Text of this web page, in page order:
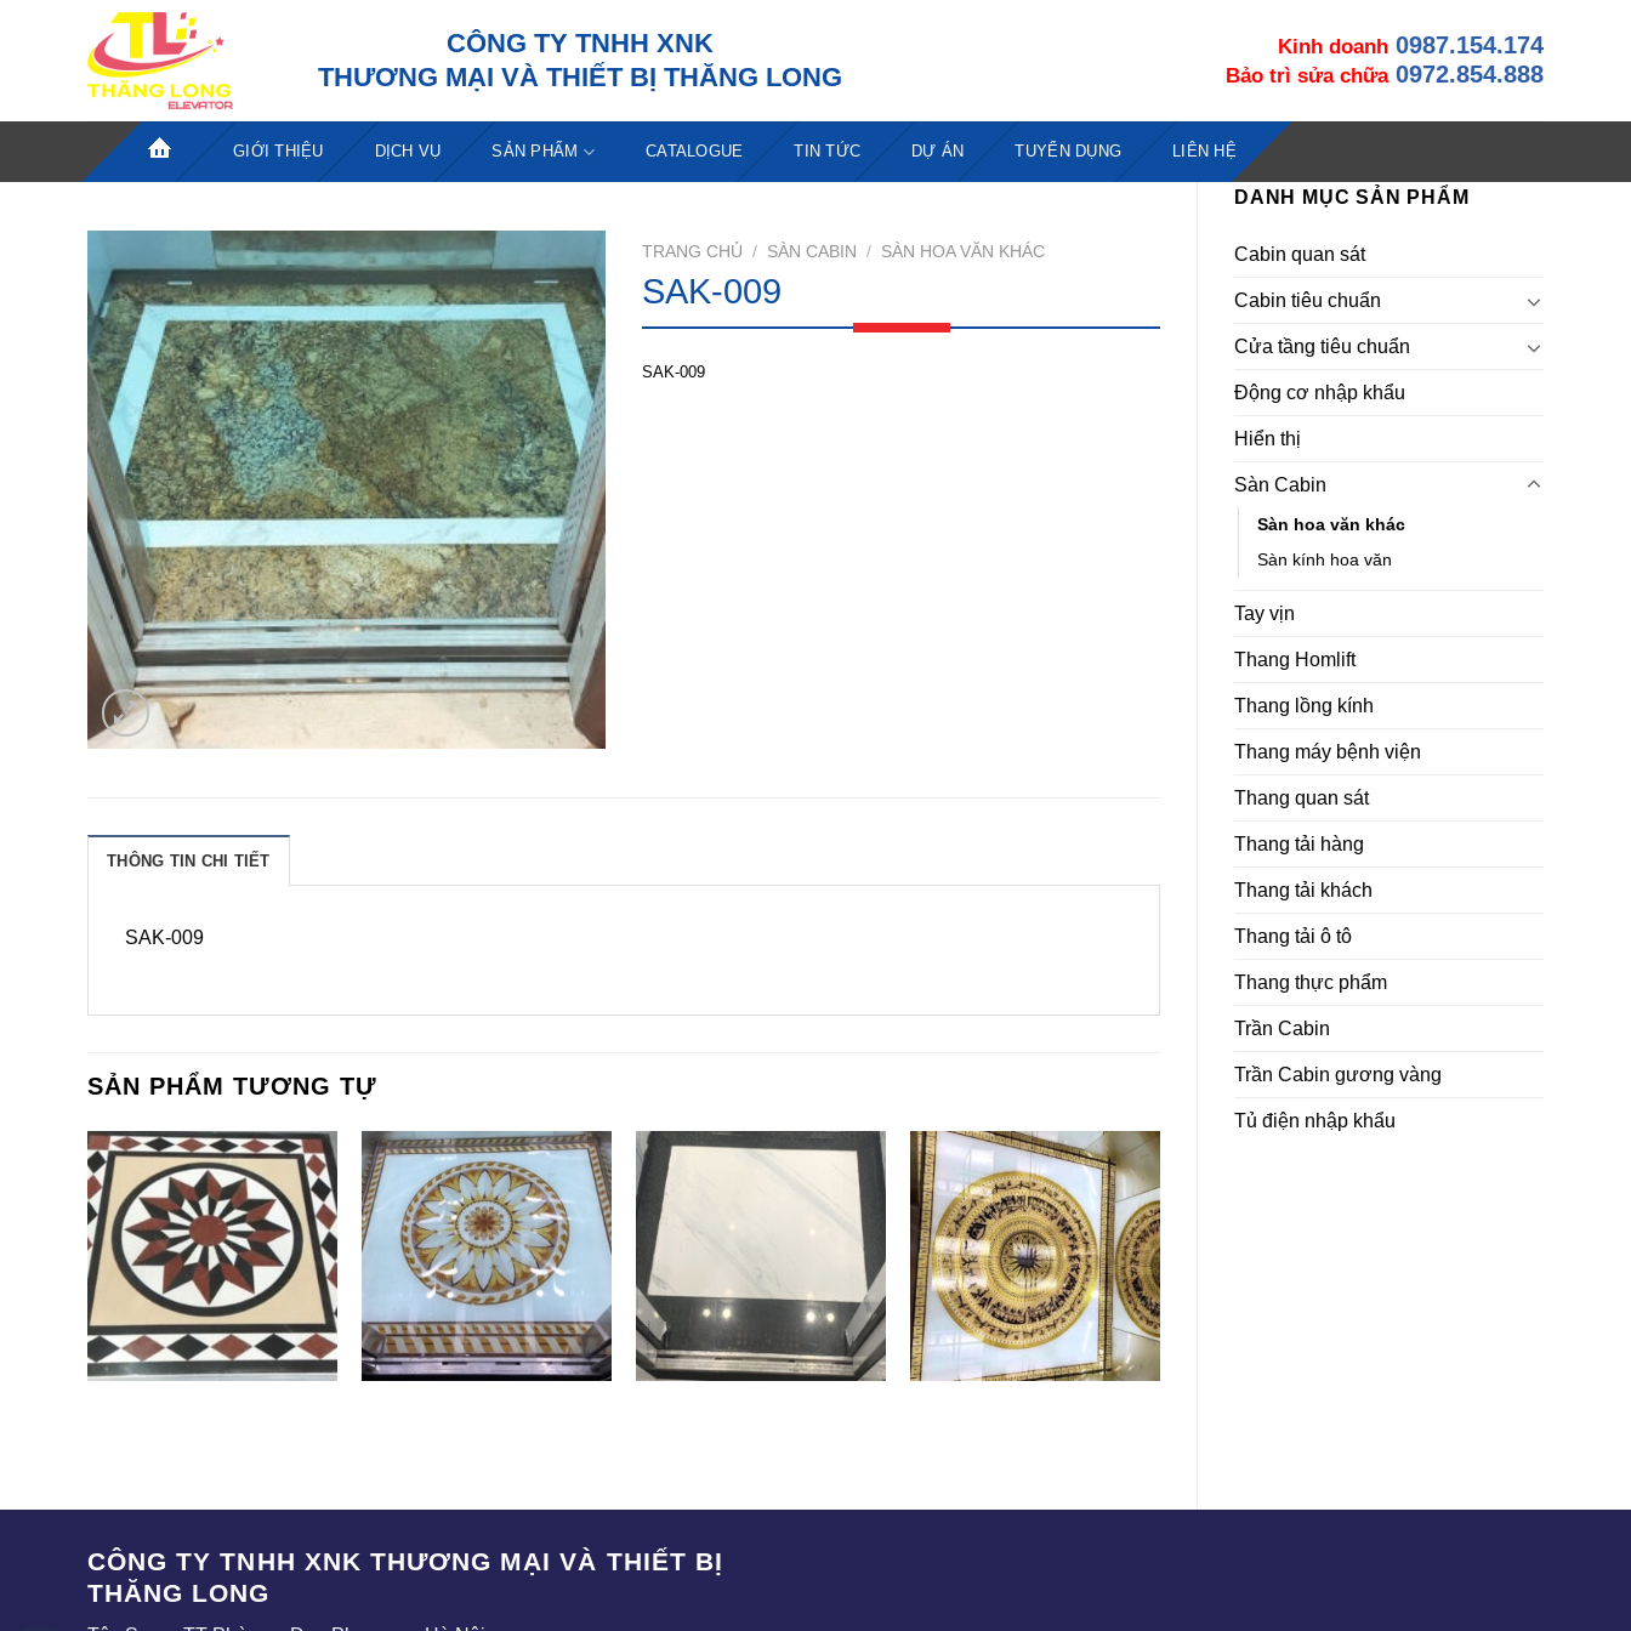
CÔNG TY TNHH XNK
THƯƠNG MẠI VÀ THIẾT BỊ THĂNG LONG
Kinh doanh 0987.154.174
Bảo trì sửa chữa 0972.854.888
TRANG
CHỦ
GIỚI THIỆU DỊCH VỤ SẢN PHẨM CATALOGUE TIN TỨC DỰ ÁN TUYỂN DỤNG LIÊN HỆ
DANH MỤC SẢN PHẨM
Cabin quan sát
Cabin tiêu chuẩn
Cửa tầng tiêu chuẩn
Động cơ nhập khẩu
Hiển thị
Sàn Cabin
Sàn hoa văn khác
Sàn kính hoa văn
Tay vịn
Thang Homlift
Thang lồng kính
Thang máy bệnh viện
Thang quan sát
Thang tải hàng
Thang tải khách
Thang tải ô tô
Thang thực phẩm
Trần Cabin
Trần Cabin gương vàng
Tủ điện nhập khẩu
TRANG CHỦ / SÀN CABIN / SÀN HOA VĂN KHÁC
SAK-009
SAK-009
THÔNG TIN CHI TIẾT
SAK-009
SẢN PHẨM TƯƠNG TỰ
CÔNG TY TNHH XNK THƯƠNG MẠI VÀ THIẾT BỊ
THĂNG LONG